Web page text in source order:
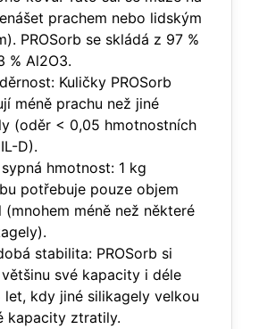
prachem nebo lidským
PROSorb se skládá z 97 %
% Al2O3.
Kuličky PROSorb
méně prachu než jiné
(oděr < 0,05 hmotnostních
D).
hmotnost: 1 kg
potřebuje pouze objem
(mnohem méně než některé
stabilita: PROSorb si
své kapacity i déle
let, kdy jiné silikagely velkou
kapacity ztratily.